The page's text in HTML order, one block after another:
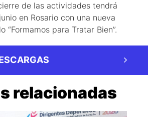
de las actividades tendrá
en Rosario con una nueva
“Formamos para Tratar Bien”.
relacionadas